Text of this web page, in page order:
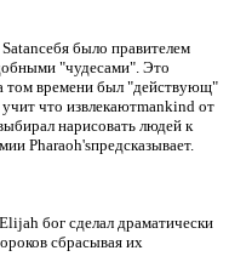
было правителем
"чудесами". Это
том времени был "действующ"
что извлекаютmankind от
нарисовать людей к
Pharaoh'sпредсказывает.
бог сделал драматически
сбрасывая их